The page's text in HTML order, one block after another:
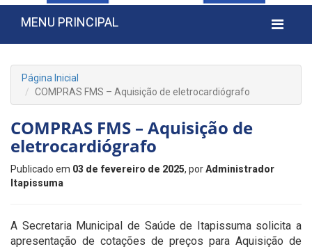
MENU PRINCIPAL
Página Inicial
COMPRAS FMS – Aquisição de eletrocardiógrafo
COMPRAS FMS – Aquisição de
eletrocardiógrafo
Publicado em 03 de fevereiro de 2025, porAdministrador
Itapissuma
A Secretaria Municipal de Saúde de Itapissuma solicita a
apresentação de cotações de preços para Aquisição de